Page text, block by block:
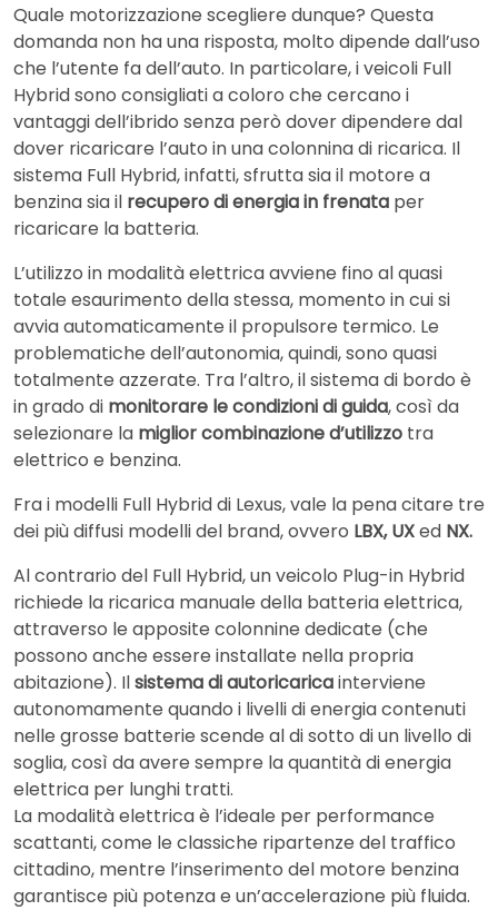
Quale motorizzazione scegliere dunque? Questa
domanda non ha una risposta, molto dipende dall’uso
che l’utente fa dell’auto. In particolare, i veicoli Full
Hybrid sono consigliati a coloro che cercano i
vantaggi dell’ibrido senza però dover dipendere dal
dover ricaricare l’auto in una colonnina di ricarica. Il
sistema Full Hybrid, infatti, sfrutta sia il motore a
benzina sia il recupero di energia in frenata per
ricaricare la batteria.
L’utilizzo in modalità elettrica avviene fino al quasi
totale esaurimento della stessa, momento in cui si
avvia automaticamente il propulsore termico. Le
problematiche dell’autonomia, quindi, sono quasi
totalmente azzerate. Tra l’altro, il sistema di bordo è
in grado di monitorare le condizioni di guida, così da
selezionare la miglior combinazione d’utilizzo tra
elettrico e benzina.
Fra i modelli Full Hybrid di Lexus, vale la pena citare tre
dei più diffusi modelli del brand, ovvero LBX, UXed NX.
Al contrario del Full Hybrid, un veicolo Plug-in Hybrid
richiede la ricarica manuale della batteria elettrica,
attraverso le apposite colonnine dedicate (che
possono anche essere installate nella propria
abitazione). Ilsistema di autoricaricainterviene
autonomamente quando i livelli di energia contenuti
nelle grosse batterie scende al di sotto di un livello di
soglia, così da avere sempre la quantità di energia
elettrica per lunghi tratti.
La modalità elettrica è l’ideale per performance
scattanti, come le classiche ripartenze del traffico
cittadino, mentre l’inserimento del motore benzina
garantisce più potenza e un’accelerazione più fluida.